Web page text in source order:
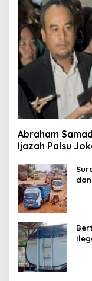
Abraham
Ijazah Palsu